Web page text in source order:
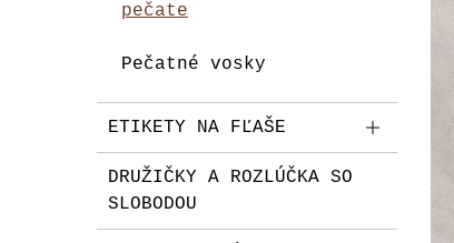
pečate
Pečatné vosky
ETIKETY NA FĽAŠE
DRUŽIČKY A ROZLÚČKA SO
SLOBODOU